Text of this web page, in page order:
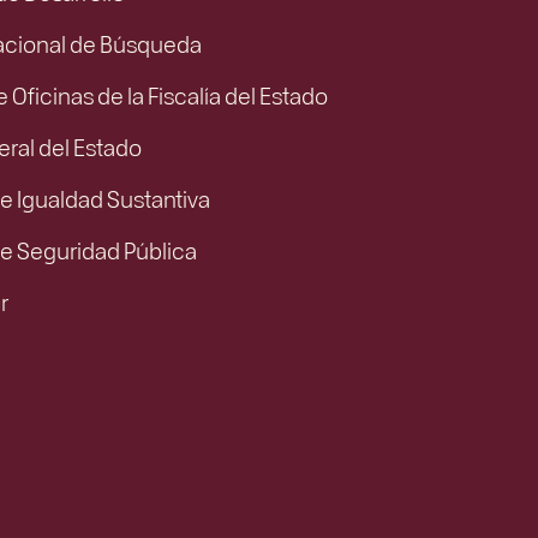
de Búsqueda
Oficinas de la Fiscalía del Estado
del Estado
Igualdad Sustantiva
Seguridad Pública